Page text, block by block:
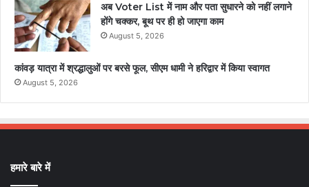
अब Voter List में नाम और पता सुधारने को नहीं लगाने
होंगे चक्कर, बूथ पर ही हो जाएगा काम
August 5, 2026
कांवड़ यात्रा में श्रद्धालुओं पर बरसे फूल, सीएम धामी ने हरिद्वार में किया स्वागत
August 5, 2026
हमारे बारे में